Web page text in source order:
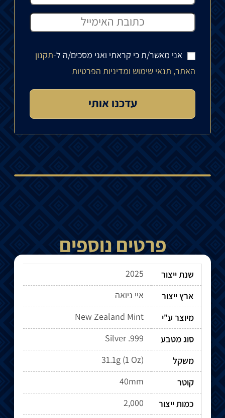
אני מאשר/ת כי קראתי ואני מסכים/ה ל-תקנון
האתר, תנאי שימוש ומדיניות הפרטיות
פרטים נוספים
שנת ייצור
2025
ארץ ייצור
איי ניואה
מיוצר ע"י
New Zealand Mint
סוג מטבע
Silver .999
משקל
31.1g (1 Oz)
קוטר
40mm
כמות ייצור
2,000